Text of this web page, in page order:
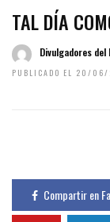
TAL DÍA
Divulgadores
PUBLICADO EL 20/
Compartir en